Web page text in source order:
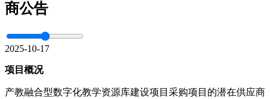
商公告
2025-10-17
项目概况
产教融合型数字化教学资源库建设项目采购项目的潜在供应商